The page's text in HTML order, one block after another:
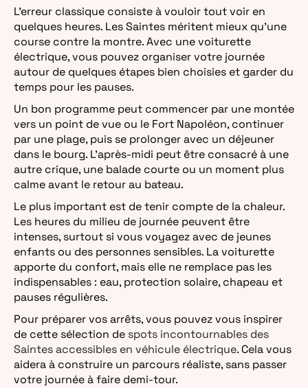
L’erreur classique consiste à vouloir tout voir en
quelques heures. Les Saintes méritent mieux qu’une
course contre la montre. Avec une voiturette
électrique, vous pouvez organiser votre journée
autour de quelques étapes bien choisies et garder du
temps pour les pauses.
Un bon programme peut commencer par une montée
vers un point de vue ou le Fort Napoléon, continuer
par une plage, puis se prolonger avec un déjeuner
dans le bourg. L’après-midi peut être consacré à une
autre crique, une balade courte ou un moment plus
calme avant le retour au bateau.
Le plus important est de tenir compte de la chaleur.
Les heures du milieu de journée peuvent être
intenses, surtout si vous voyagez avec de jeunes
enfants ou des personnes sensibles. La voiturette
apporte du confort, mais elle ne remplace pas les
indispensables : eau, protection solaire, chapeau et
pauses régulières.
Pour préparer vos arrêts, vous pouvez vous inspirer
de cette sélection de spots incontournables des
Saintes accessibles en véhicule électrique. Cela vous
aidera à construire un parcours réaliste, sans passer
votre journée à faire demi-tour.